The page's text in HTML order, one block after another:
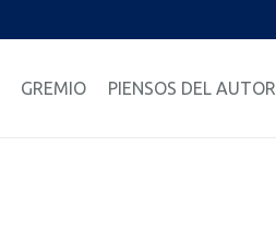
GREMIO PIENSOS DEL AUTOR